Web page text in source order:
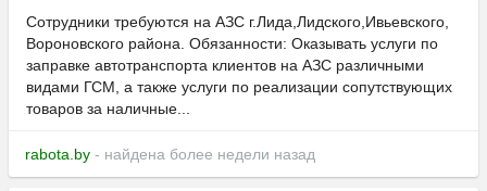
Сотрудники требуются на АЗС г.Лида,Лидского,Ивьевского,
Вороновского района. Обязанности: Оказывать услуги по
заправке автотранспорта клиентов на АЗС различны­ми
видами ГСМ, а также услуги по реализации сопутствующих
товаров за налич­ные...
rabota.by - найдена более недели назад